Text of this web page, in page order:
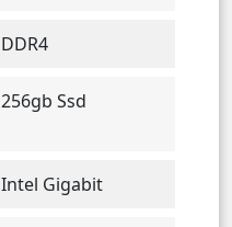
DDR4
256gb Ssd
Intel Gigabit